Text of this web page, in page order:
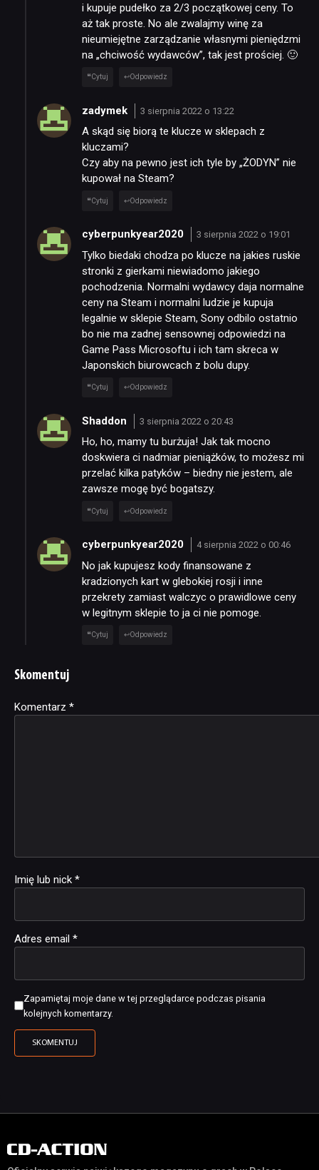
i kupuje pudełko za 2/3 początkowej ceny. To
aż tak proste. No ale zwalajmy winę za
nieumiejętne zarządzanie własnymi pieniędzmi
na „chciwość wydawców”, tak jest prościej. 🙂
Cytuj Odpowiedz
zadymek 3 sierpnia 2022 o 13:22
A skąd się biorą te klucze w sklepach z
kluczami?
Czy aby na pewno jest ich tyle by „ŻODYN” nie
kupował na Steam?
Cytuj Odpowiedz
cyberpunkyear2020 3 sierpnia 2022 o 19:01
Tylko biedaki chodza po klucze na jakies ruskie
stronki z gierkami niewiadomo jakiego
pochodzenia. Normalni wydawcy daja normalne
ceny na Steam i normalni ludzie je kupuja
legalnie w sklepie Steam, Sony odbilo ostatnio
bo nie ma zadnej sensownej odpowiedzi na
Game Pass Microsoftu i ich tam skreca w
Japonskich biurowcach z bolu dupy.
Cytuj Odpowiedz
Shaddon 3 sierpnia 2022 o 20:43
Ho, ho, mamy tu burżuja! Jak tak mocno
doskwiera ci nadmiar pieniążków, to możesz mi
przelać kilka patyków – biedny nie jestem, ale
zawsze mogę być bogatszy.
Cytuj Odpowiedz
cyberpunkyear2020 4 sierpnia 2022 o 00:46
No jak kupujesz kody finansowane z
kradzionych kart w glebokiej rosji i inne
przekrety zamiast walczyc o prawidlowe ceny
w legitnym sklepie to ja ci nie pomoge.
Cytuj Odpowiedz
Skomentuj
Komentarz *
Imię lub nick *
Adres email *
Zapamiętaj moje dane w tej przeglądarce podczas pisania
kolejnych komentarzy.
Alternative: